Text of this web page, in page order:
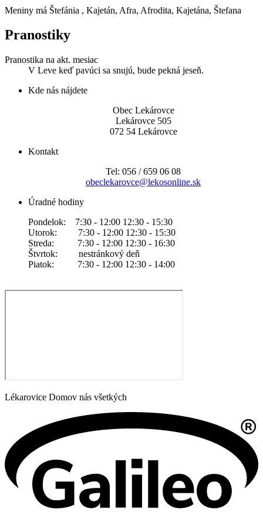
Meniny má Štefánia , Kajetán, Afra, Afrodita, Kajetána, Štefana
Pranostiky
Pranostika na akt. mesiac
V Leve keď pavúci sa snujú, bude pekná jeseň.
Kde nás nájdete
Obec Lekárovce
Lekárovce 505
072 54 Lekárovce
Kontakt
Tel: 056 / 659 06 08
obeclekarovce@lekosonline.sk
Úradné hodiny
Pondelok: 7:30 - 12:00 12:30 - 15:30
Utorok: 7:30 - 12:00 12:30 - 15:30
Streda: 7:30 - 12:00 12:30 - 16:30
Štvrtok: nestránkový deň
Piatok: 7:30 - 12:00 12:30 - 14:00
Lékarovice Domov nás všetkých